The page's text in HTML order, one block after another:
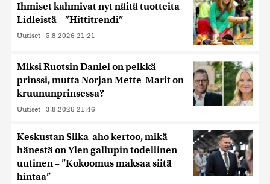
Ihmiset kahmivat nyt näitä tuotteita
Lidleistä – ”Hittitrendi”
Uutiset | 5.8.2026 21:21
Miksi Ruotsin Daniel on pelkkä
prinssi, mutta Norjan Mette-Marit on
kruununprinsessa?
Uutiset | 3.8.2026 21:46
Keskustan Siika-aho kertoo, mikä
hänestä on Ylen gallupin todellinen
uutinen – ”Kokoomus maksaa siitä
hintaa”